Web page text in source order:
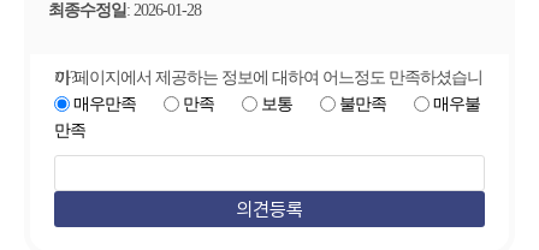
최종수정일: 2026-01-28
이 페이지에서 제공하는 정보에 대하여 어느정도 만족하셨습니까?
매우만족
만족 보통 불만족
매우불
만족